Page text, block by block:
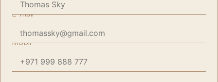
E-mail*
Mobil*